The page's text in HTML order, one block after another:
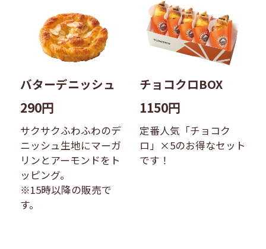
バターデニッシュ
290円
サクサクふわふわのデ
ニッシュ生地にマーガ
リンとアーモンドをト
ッピング。
※15時以降の販売で
す。
チョコクロBOX
1150円
定番人気「チョコク
ロ」×5のお得なセット
です！